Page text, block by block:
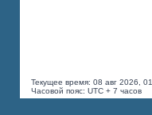
Текущее время: 08 авг 2026,
Часовой пояс: UTC + 7 часов